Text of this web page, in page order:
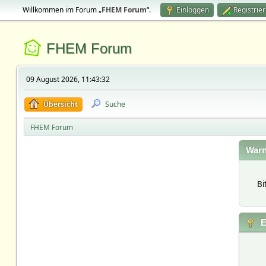
Willkommen im Forum „FHEM Forum“. Einloggen
FHEM Forum
09 August 2026, 11:43:32
Übersicht Suche
FHEM Forum